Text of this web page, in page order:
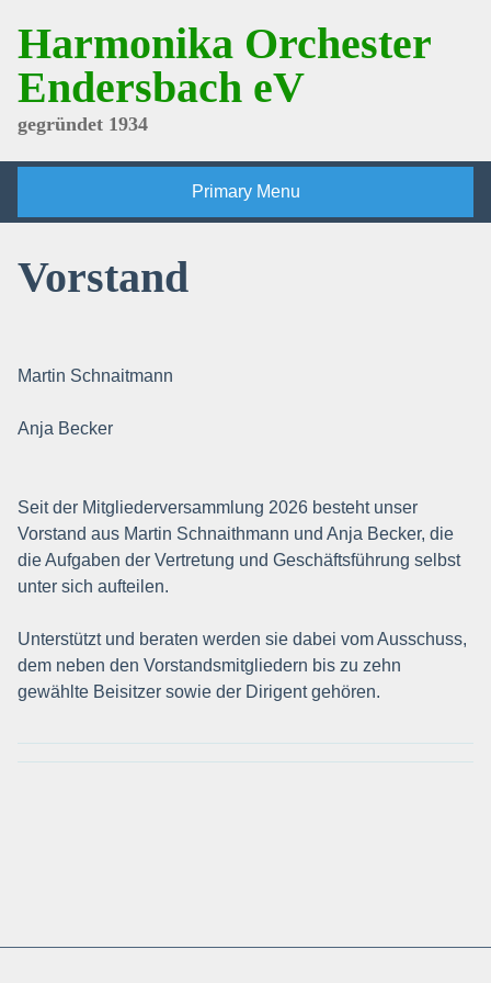
content
Harmonika Orchester
Endersbach eV
gegründet 1934
Primary Menu
Vorstand
Martin Schnaitmann
Anja Becker
Seit der Mitgliederversammlung 2026 besteht unser
Vorstand aus Martin Schnaithmann und Anja Becker, die
die Aufgaben der Vertretung und Geschäftsführung selbst
unter sich aufteilen.
Unterstützt und beraten werden sie dabei vom Ausschuss,
dem neben den Vorstandsmitgliedern bis zu zehn
gewählte Beisitzer sowie der Dirigent gehören.